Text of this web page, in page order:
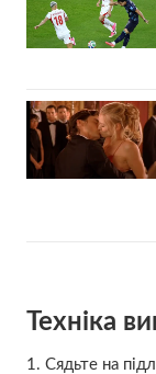
Техніка
1. Сядьте на